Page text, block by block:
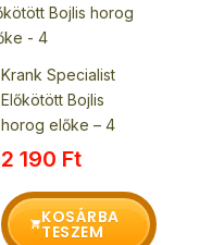
Krank Specialist
Előkötött Bojlis
horog előke – 4
2 190 Ft
KOSÁRBA
TESZEM